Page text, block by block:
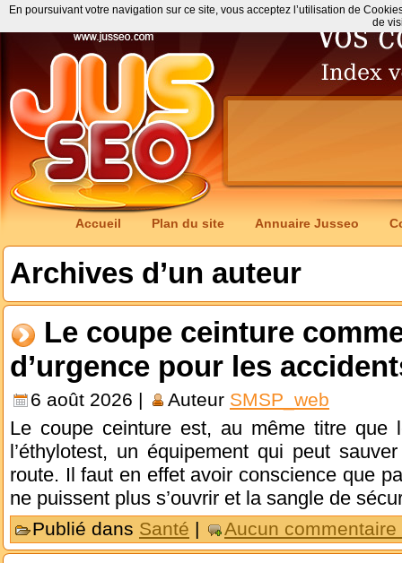
Accueil Plan du site Annuaire Jusseo
Archives d’un auteur
Le coupe ceinture
d’urgence pour les
6 août 2026 | Auteur SMSP_web
Le coupe ceinture est, au même titre que
l’éthylotest, un équipement qui peut
route. Il faut en effet avoir conscience que
ne puissent plus s’ouvrir et la sangle de
Publié dans Santé | Aucun commentaire
En poursuivant votre navigation sur ce site, vous acceptez l’utilisation de
de